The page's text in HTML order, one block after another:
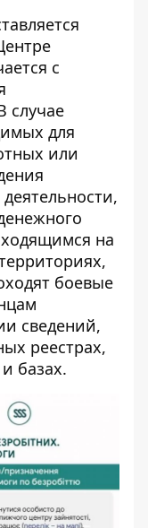
с
случае
для
или
на
боевые
сведений,
реестрах,
базах.